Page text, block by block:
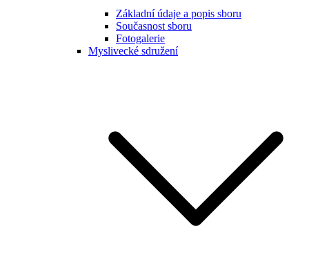
Základní údaje a popis sboru
Současnost sboru
Fotogalerie
Myslivecké sdružení